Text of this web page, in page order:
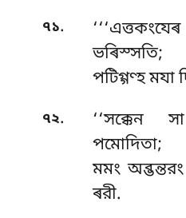
৭১. ‘‘‘এত্তকংযেৰ
ভৰিস্সতি;
পটিগ্গণ্হ মযা
৭২. ‘‘সক্কেন
পমোদিতা;
মমং
ৰরী.